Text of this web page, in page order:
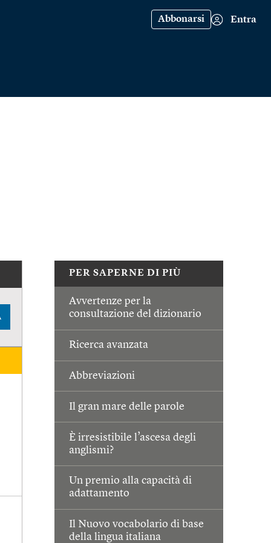
Abbonarsi Entra
PER SAPERNE DI PIÙ
Avvertenze per la
consultazione del dizionario
Ricerca avanzata
Abbreviazioni
Il gran mare delle parole
È irresistibile l’ascesa degli
anglismi?
Un premio alla capacità di
adattamento
Il Nuovo vocabolario di base
della lingua italiana